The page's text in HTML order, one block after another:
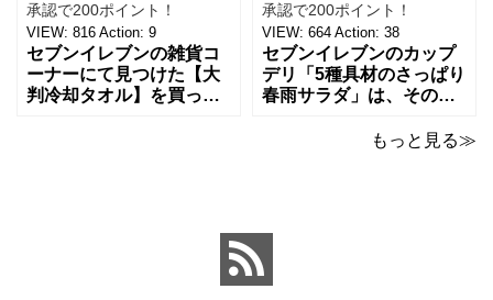
承認で200ポイント！
VIEW: 816 Action: 9
セブンイレブンの雑貨コ
ーナーにて見つけた【大
判冷却タオル】を買って
承認で200ポイント！
VIEW: 664 Action: 38
セブンイレブンのカップ
デリ「5種具材のさっぱり
春雨サラダ」は、その名
わいで、食欲がないとき
した食感と、具材
もっと見る≫